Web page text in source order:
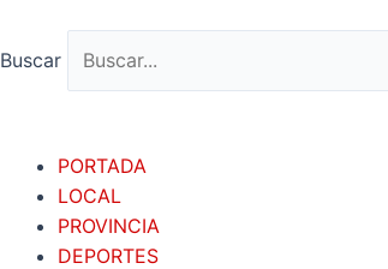
contenido
Buscar
PORTADA
LOCAL
PROVINCIA
DEPORTES